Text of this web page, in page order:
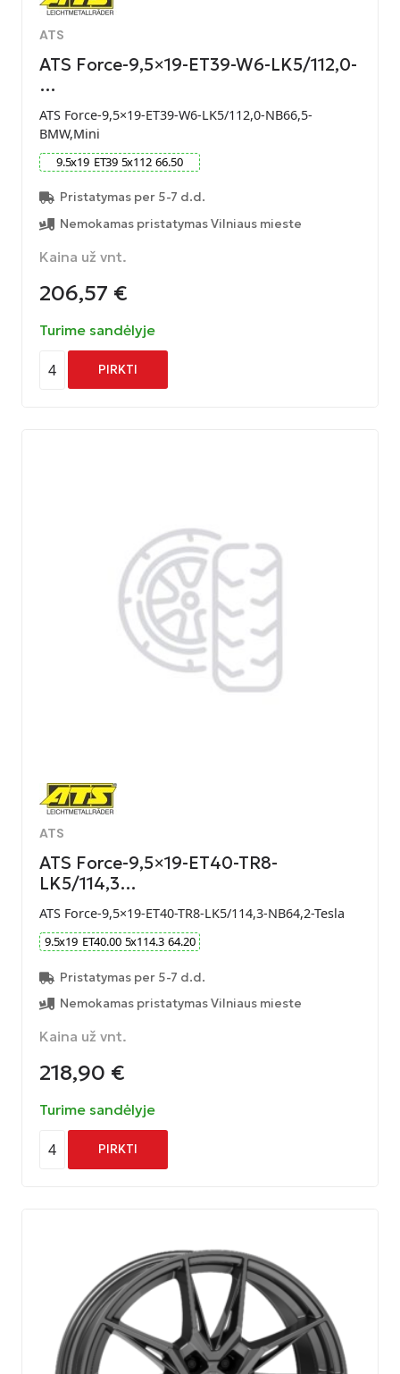
ATS
ATS Force-9,5×19-ET39-W6-LK5/112,0-
…
ATS Force-9,5×19-ET39-W6-LK5/112,0-NB66,5-
BMW,Mini
9.5x19 ET39 5x112 66.50
Pristatymas per 5-7 d.d.
Nemokamas pristatymas Vilniaus mieste
Kaina už vnt.
206,57 €
Turime sandėlyje
4 PIRKTI
ATS
ATS Force-9,5×19-ET40-TR8-
LK5/114,3…
ATS Force-9,5×19-ET40-TR8-LK5/114,3-NB64,2-Tesla
9.5x19 ET40.00 5x114.3 64.20
Pristatymas per 5-7 d.d.
Nemokamas pristatymas Vilniaus mieste
Kaina už vnt.
218,90 €
Turime sandėlyje
4 PIRKTI